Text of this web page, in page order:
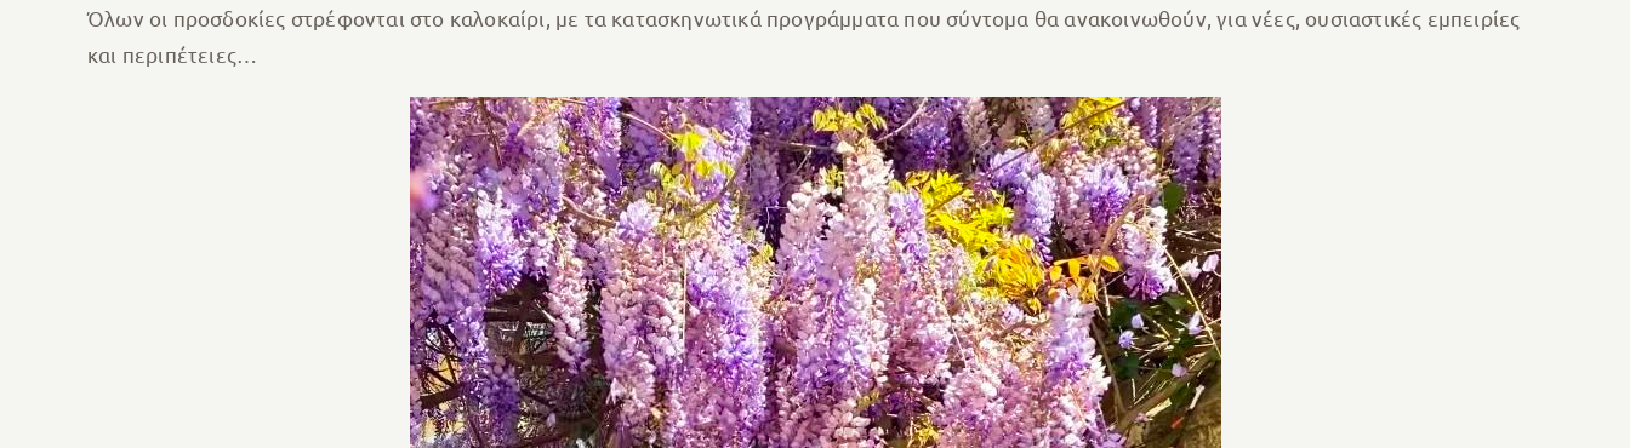
Όλων οι προσδοκίες στρέφονται στο καλοκαίρι, με τα κατασκηνωτικά προγράμματα που σύντομα θα ανακοινωθούν, για νέες, ουσιαστικές εμπειρίες
και περιπέτειες…